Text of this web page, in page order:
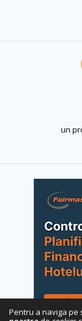
un
Pentru a naviga pe